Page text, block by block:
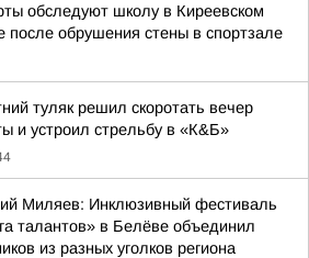
обследуют школу в Киреевском
после обрушения стены в спортзале
туляк решил скоротать вечер
и устроил стрельбу в «К&Б»
Миляев: Инклюзивный фестиваль
талантов» в Белёве объединил
из разных уголков региона